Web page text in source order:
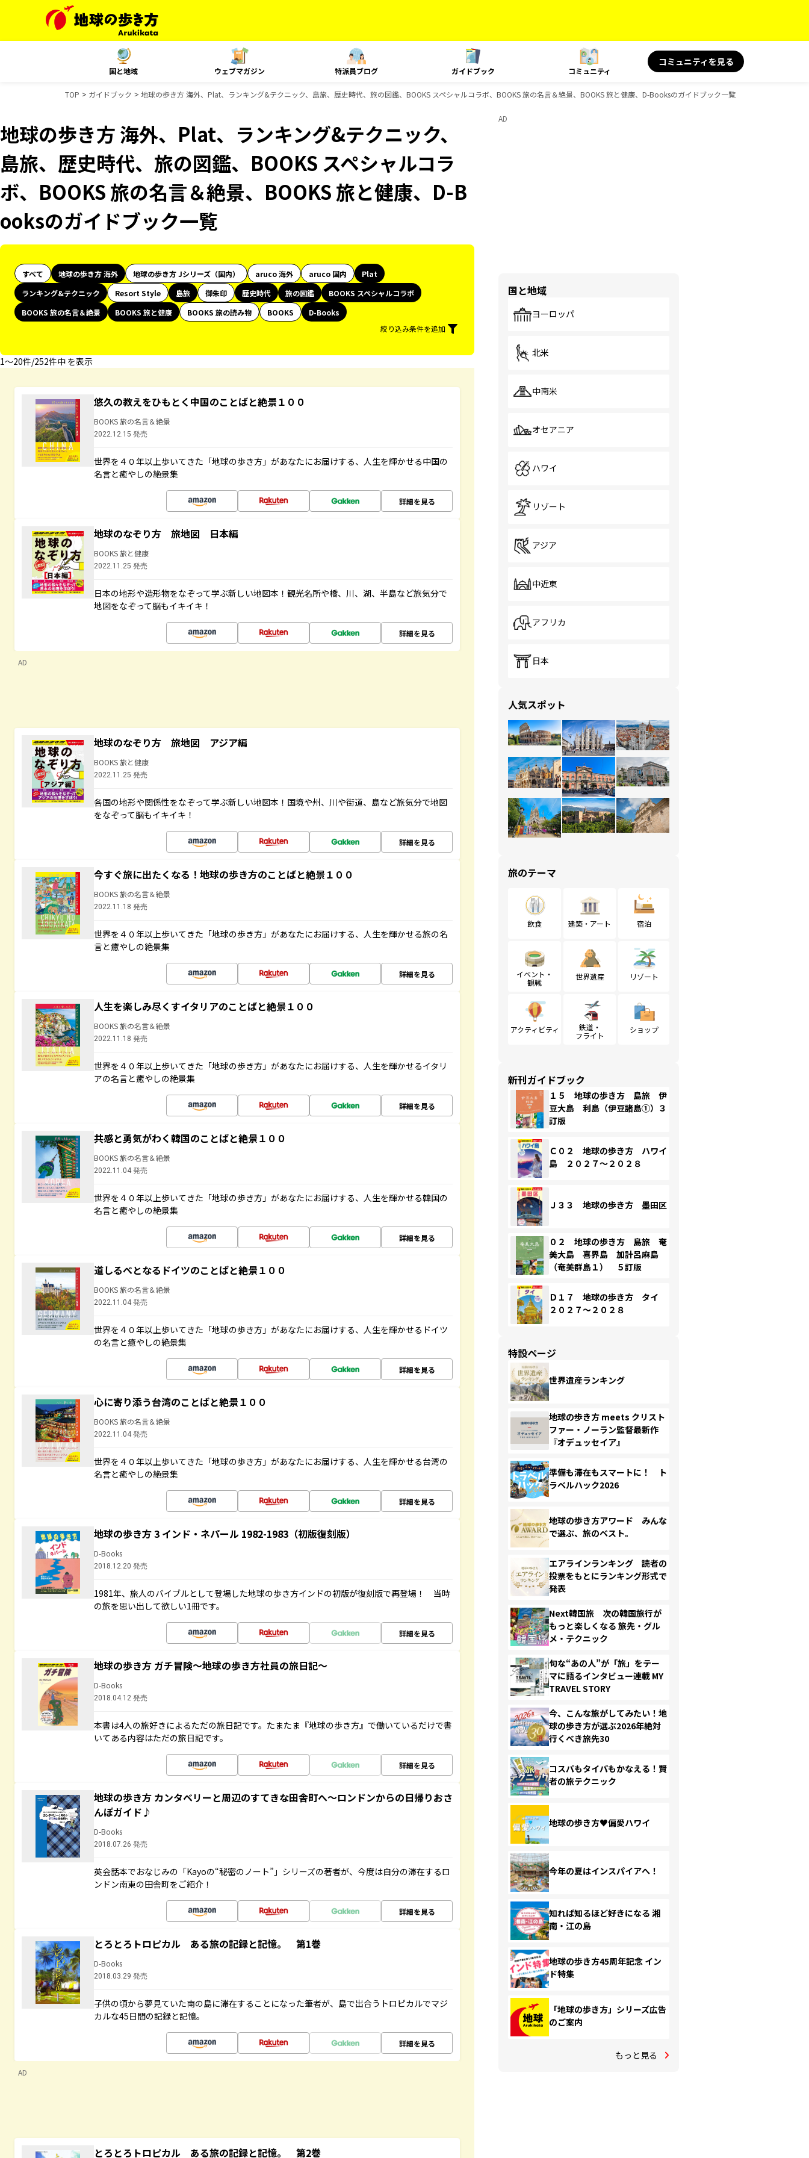
国と地域 ウェブマガジン 特派員ブログ ガイドブック コミュニティ
コミュニティを見る
TOP ガイドブック 地球の歩き方 海外、Plat、ランキング&テクニック、島旅、歴史時代、旅の図鑑、BOOKS スペシャルコラボ、BOOKS 旅の名言＆絶景、BOOKS 旅と健康、D-Booksのガイドブック一覧
地球の歩き方 海外、Plat、ランキング&テクニック、
島旅、歴史時代、旅の図鑑、BOOKS スペシャルコラ
ボ、BOOKS 旅の名言＆絶景、BOOKS 旅と健康、D-B
ooksのガイドブック一覧
すべて 地球の歩き方 海外 地球の歩き方 Jシリーズ（国内） aruco 海外 aruco 国内
Plat
ランキング&テクニック
Resort Style 島旅 御朱印 歴史時代 旅の図鑑
BOOKS スペシャルコラボ
BOOKS 旅の名言＆絶景
BOOKS 旅と健康 BOOKS 旅の読み物 BOOKS
D-Books
絞り込み条件を追加
1〜20件/252件中 を表示
悠久の教えをひもとく中国のことばと絶景１００
BOOKS 旅の名言＆絶景
2022.12.15 発売
世界を４０年以上歩いてきた「地球の歩き方」があなたにお届けする、人生を輝かせる中国の
名言と癒やしの絶景集
詳細を見る
地球のなぞり方 旅地図 日本編
BOOKS 旅と健康
2022.11.25 発売
日本の地形や造形物をなぞって学ぶ新しい地図本！観光名所や橋、川、湖、半島など旅気分で
地図をなぞって脳もイキイキ！
詳細を見る
AD
地球のなぞり方 旅地図 アジア編
BOOKS 旅と健康
2022.11.25 発売
各国の地形や関係性をなぞって学ぶ新しい地図本！国境や州、川や街道、島など旅気分で地図
をなぞって脳もイキイキ！
詳細を見る
今すぐ旅に出たくなる！地球の歩き方のことばと絶景１００
BOOKS 旅の名言＆絶景
2022.11.18 発売
世界を４０年以上歩いてきた「地球の歩き方」があなたにお届けする、人生を輝かせる旅の名
言と癒やしの絶景集
詳細を見る
人生を楽しみ尽くすイタリアのことばと絶景１００
BOOKS 旅の名言＆絶景
2022.11.18 発売
世界を４０年以上歩いてきた「地球の歩き方」があなたにお届けする、人生を輝かせるイタリ
アの名言と癒やしの絶景集
詳細を見る
共感と勇気がわく韓国のことばと絶景１００
BOOKS 旅の名言＆絶景
2022.11.04 発売
世界を４０年以上歩いてきた「地球の歩き方」があなたにお届けする、人生を輝かせる韓国の
名言と癒やしの絶景集
詳細を見る
道しるべとなるドイツのことばと絶景１００
BOOKS 旅の名言＆絶景
2022.11.04 発売
世界を４０年以上歩いてきた「地球の歩き方」があなたにお届けする、人生を輝かせるドイツ
の名言と癒やしの絶景集
詳細を見る
心に寄り添う台湾のことばと絶景１００
BOOKS 旅の名言＆絶景
2022.11.04 発売
世界を４０年以上歩いてきた「地球の歩き方」があなたにお届けする、人生を輝かせる台湾の
名言と癒やしの絶景集
詳細を見る
地球の歩き方 3 インド・ネパール 1982-1983（初版復刻版）
D-Books
2018.12.20 発売
1981年、旅人のバイブルとして登場した地球の歩き方インドの初版が復刻版で再登場！ 当時
の旅を思い出して欲しい1冊です。
詳細を見る
地球の歩き方 ガチ冒険～地球の歩き方社員の旅日記～
D-Books
2018.04.12 発売
本書は4人の旅好きによるただの旅日記です。たまたま『地球の歩き方』で働いているだけで書
いてある内容はただの旅日記です。
詳細を見る
地球の歩き方 カンタベリーと周辺のすてきな田舎町へ～ロンドンからの日帰りおさ
んぽガイド♪
D-Books
2018.07.26 発売
英会話本でおなじみの「Kayoの“秘密のノート”」シリーズの著者が、今度は自分の滞在するロ
ンドン南東の田舎町をご紹介！
詳細を見る
とろとろトロピカル ある旅の記録と記憶。 第1巻
D-Books
2018.03.29 発売
子供の頃から夢見ていた南の島に滞在することになった筆者が、島で出合うトロピカルでマジ
カルな45日間の記録と記憶。
詳細を見る
AD
とろとろトロピカル ある旅の記録と記憶。 第2巻
AD
国と地域
ヨーロッパ
北米
中南米
オセアニア
ハワイ
リゾート
アジア
中近東
アフリカ
日本
人気スポット
旅のテーマ
飲食 建築・アート 宿泊
イベント・
観戦
世界遺産 リゾート
アクティビティ
鉄道・
フライト
ショップ
新刊ガイドブック
１５ 地球の歩き方 島旅 伊
豆大島 利島（伊豆諸島①）３
訂版
Ｃ０２ 地球の歩き方 ハワイ
島 ２０２７～２０２８
Ｊ３３ 地球の歩き方 墨田区
０２ 地球の歩き方 島旅 奄
美大島 喜界島 加計呂麻島
（奄美群島１） ５訂版
Ｄ１７ 地球の歩き方 タイ
２０２７～２０２８
特設ページ
世界遺産ランキング
地球の歩き方 meets クリスト
ファー・ノーラン監督最新作
『オデュッセイア』
準備も滞在もスマートに！ ト
ラベルハック2026
地球の歩き方アワード みんな
で選ぶ、旅のベスト。
エアラインランキング 読者の
投票をもとにランキング形式で
発表
Next韓国旅 次の韓国旅行が
もっと楽しくなる 旅先・グル
メ・テクニック
旬な“あの人”が「旅」をテー
マに語るインタビュー連載 MY
TRAVEL STORY
今、こんな旅がしてみたい！地
球の歩き方が選ぶ2026年絶対
行くべき旅先30
コスパもタイパもかなえる！賢
者の旅テクニック
地球の歩き方♥偏愛ハワイ
今年の夏はインスパイアへ！
知れば知るほど好きになる 湘
南・江の島
地球の歩き方45周年記念 イン
ド特集
「地球の歩き方」シリーズ広告
のご案内
もっと見る